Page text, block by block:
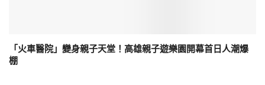
「火車醫院」變身親子天堂！高雄親子遊樂園開幕首日人潮爆
棚